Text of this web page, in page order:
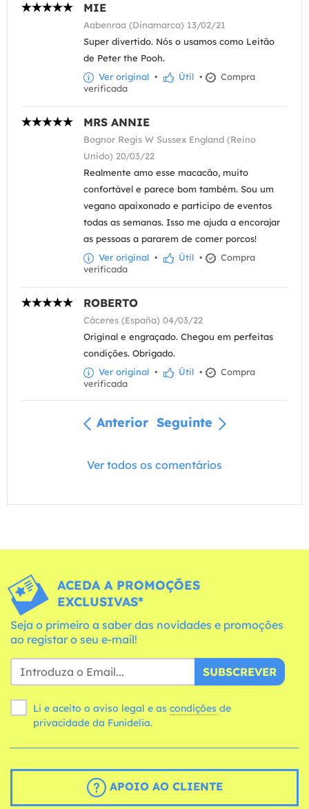
MIE
Aabenraa (Dinamarca) 13/02/21
Super divertido. Nós o usamos como Leitão
de Peter the Pooh.
Ver original • Útil •
Compra
verificada
MRS ANNIE
Bognor Regis W Sussex England (Reino
Unido) 20/03/22
Realmente amo esse macacão, muito
confortável e parece bom também. Sou um
vegano apaixonado e participo de eventos
todas as semanas. Isso me ajuda a encorajar
as pessoas a pararem de comer porcos!
Ver original • Útil •
Compra
verificada
ROBERTO
Cáceres (España) 04/03/22
Original e engraçado. Chegou em perfeitas
condições. Obrigado.
Ver original • Útil •
Compra
verificada
Anterior Seguinte
Ver todos os comentários
ACEDA A PROMOÇÕES
EXCLUSIVAS*
Seja o primeiro a saber das novidades e promoções
ao registar o seu e-mail!
SUBSCREVER
Li e aceito o aviso legal e as condições
privacidade da Funidelia.
APOIO AO CLIENTE